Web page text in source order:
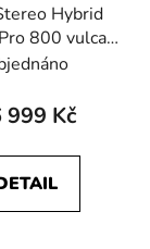
Hybrid
800 vulcan
999 Kč